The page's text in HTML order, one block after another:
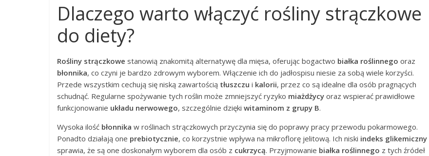
Dlaczego warto włączyć rośliny strączkowe
do diety?
Rośliny strączkowe stanowią znakomitą alternatywę dla mięsa, oferując bogactwo białka roślinnego oraz
błonnika, co czyni je bardzo zdrowym wyborem. Włączenie ich do jadłospisu niesie za sobą wiele korzyści.
Przede wszystkim cechują się niską zawartością tłuszczu i kalorii, przez co są idealne dla osób pragnących
schudnąć. Regularne spożywanie tych roślin może zmniejszyć ryzyko miażdżycy oraz wspierać prawidłowe
funkcjonowanie układu nerwowego, szczególnie dzięki witaminom z grupy B.
Wysoka ilość błonnika w roślinach strączkowych przyczynia się do poprawy pracy przewodu pokarmowego.
Ponadto działają one prebiotycznie, co korzystnie wpływa na mikroflorę jelitową. Ich niski indeks glikemiczny
sprawia, że są one doskonałym wyborem dla osób z cukrzycą. Przyjmowanie białka roślinnego z tych źródeł